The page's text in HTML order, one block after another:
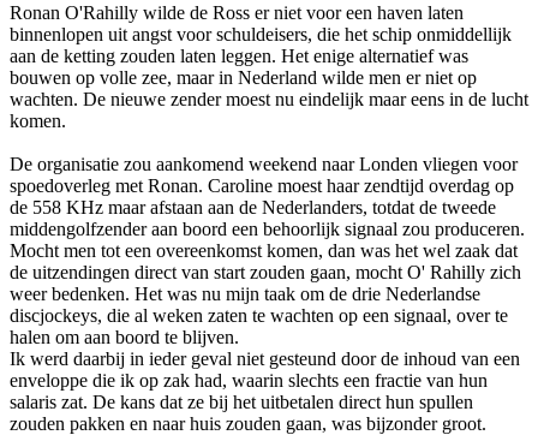
Ronan O'Rahilly wilde de Ross er niet voor een haven laten
binnenlopen uit angst voor schuldeisers, die het schip o­nmiddellijk
aan de ketting zouden laten leggen. Het enige alternatief was
bouwen op volle zee, maar in Nederland wilde men er niet op
wachten. De nieuwe zender moest nu eindelijk maar eens in de lucht
komen.
De organisatie zou aankomend weekend naar Londen vliegen voor
spoedoverleg met Ronan. Caroline moest haar zendtijd overdag op
de 558 KHz maar afstaan aan de Nederlanders, totdat de tweede
middengolfzender aan boord een behoorlijk signaal zou produceren.
Mocht men tot een overeenkomst komen, dan was het wel zaak dat
de uitzendingen direct van start zouden gaan, mocht O' Rahilly zich
weer bedenken. Het was nu mijn taak om de drie Nederlandse
discjockeys, die al weken zaten te wachten op een signaal, over te
halen om aan boord te blijven.
Ik werd daarbij in ieder geval niet gesteund door de inhoud van een
enveloppe die ik op zak had, waarin slechts een fractie van hun
salaris zat. De kans dat ze bij het uitbetalen direct hun spullen
zouden pakken en naar huis zouden gaan, was bijzonder groot.